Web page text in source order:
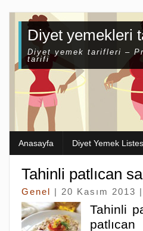
Diyet yemekleri
Diyet yemek tarifleri –
tarifi
Anasayfa Diyet Yemek
Tahinli patlıcan
Genel | 20 Kasım 2013 |
Tahinli